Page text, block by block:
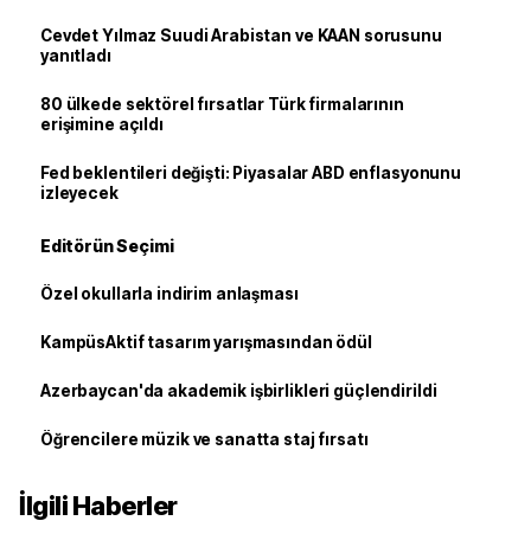
Cevdet Yılmaz Suudi Arabistan ve KAAN sorusunu
yanıtladı
80 ülkede sektörel fırsatlar Türk firmalarının
erişimine açıldı
Fed beklentileri değişti: Piyasalar ABD enflasyonunu
izleyecek
Editörün Seçimi
Özel okullarla indirim anlaşması
KampüsAktif tasarım yarışmasından ödül
Azerbaycan'da akademik işbirlikleri güçlendirildi
Öğrencilere müzik ve sanatta staj fırsatı
İlgili Haberler